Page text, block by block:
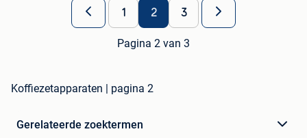
1 2 3
Pagina 2 van 3
Koffiezetapparaten | pagina 2
Gerelateerde zoektermen